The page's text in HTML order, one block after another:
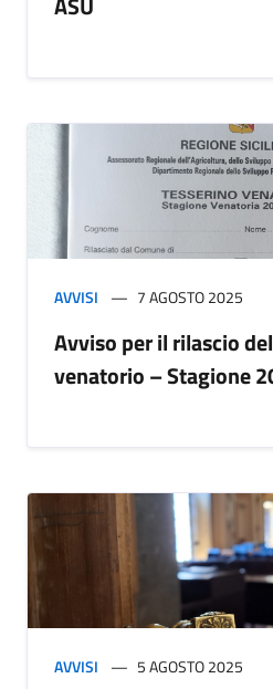
AVVISI 7 AGOSTO 2025
Avviso per il rilascio
venatorio – Stagione
AVVISI 5 AGOSTO 2025